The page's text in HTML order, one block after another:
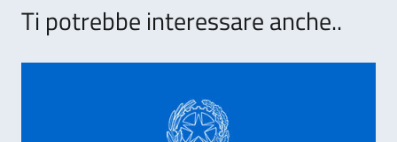
Ti potrebbe interessare anche..